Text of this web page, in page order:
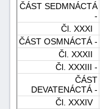
ČÁST SEDMNÁCTÁ
-
Čl. XXXI
ČÁST OSMNÁCTÁ -
Čl. XXXII
Čl. XXXIII -
ČÁST
DEVATENÁCTÁ -
Čl. XXXIV